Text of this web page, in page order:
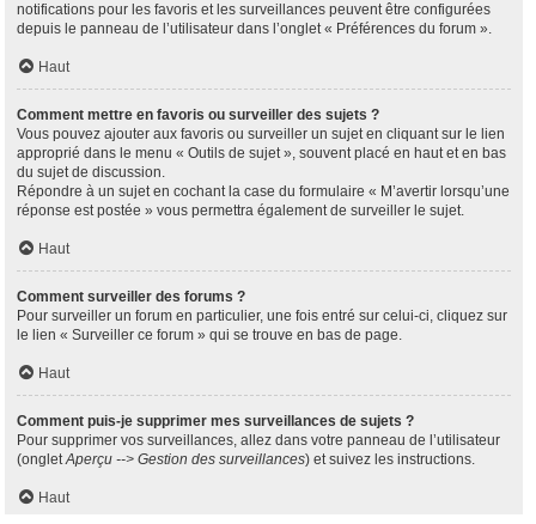
notifications pour les favoris et les surveillances peuvent être configurées
depuis le panneau de l’utilisateur dans l’onglet « Préférences du forum ».
Haut
Comment mettre en favoris ou surveiller des sujets ?
Vous pouvez ajouter aux favoris ou surveiller un sujet en cliquant sur le lien
approprié dans le menu « Outils de sujet », souvent placé en haut et en bas
du sujet de discussion.
Répondre à un sujet en cochant la case du formulaire « M’avertir lorsqu’une
réponse est postée » vous permettra également de surveiller le sujet.
Haut
Comment surveiller des forums ?
Pour surveiller un forum en particulier, une fois entré sur celui-ci, cliquez sur
le lien « Surveiller ce forum » qui se trouve en bas de page.
Haut
Comment puis-je supprimer mes surveillances de sujets ?
Pour supprimer vos surveillances, allez dans votre panneau de l’utilisateur
(ongletAperçu --> Gestion des surveillances) et suivez les instructions.
Haut